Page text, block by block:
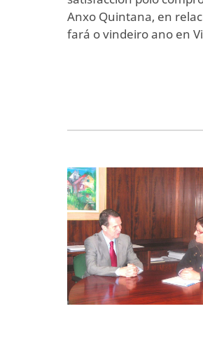
Anxo Quintana, en
fará o vindeiro ano en